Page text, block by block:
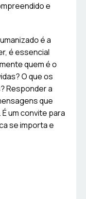
e
é a
é essencial
quem é o
O que os
Responder a
que
um convite para
se importa e